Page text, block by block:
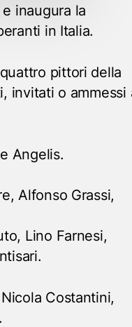
inaugura la
in Italia.
pittori della
invitati o ammessi
Angelis.
Alfonso Grassi,
Lino Farnesi,
Costantini,